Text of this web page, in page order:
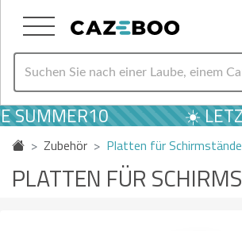
☀️
Zubehör Platten für
PLATTEN FÜR